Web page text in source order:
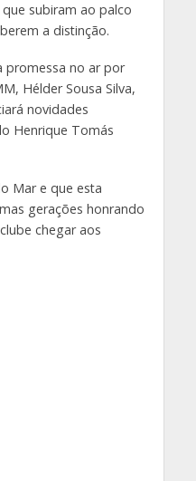
subiram ao palco
a distinção.
promessa no ar por
Hélder Sousa Silva,
novidades
Henrique Tomás
Mar e que esta
gerações honrando
chegar aos